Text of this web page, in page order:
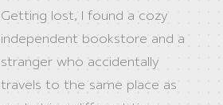
Getting lost, I found a cozy
independent bookstore and a
stranger who accidentally
travels to the same place as